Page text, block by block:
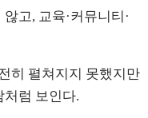
고, 교육·커뮤니티·
히 펼쳐지지 못했지만
럼 보인다.